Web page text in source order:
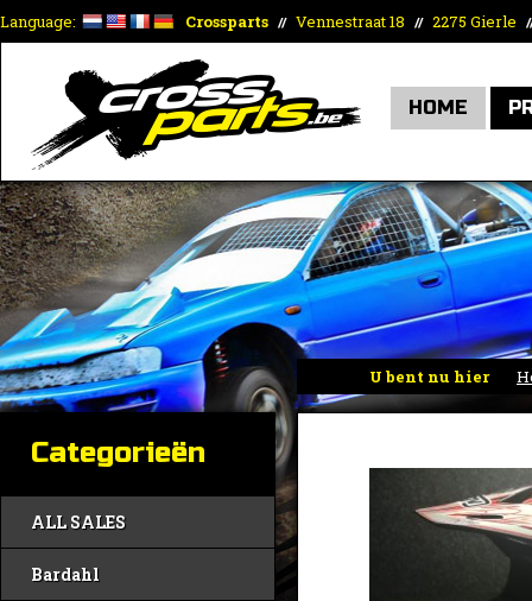
Language: Crossparts // Vennestraat 18 // 2275 Gierle
HOME
U bent nu hier
Categorieën
ALL SALES
Bardahl